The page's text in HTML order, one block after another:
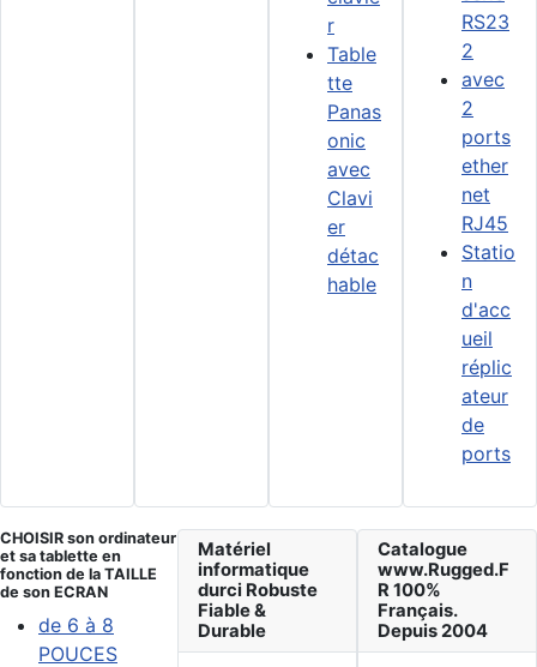
r
Table
tte
Panas
onic
avec
Clavi
er
détac
hable
RS23
2
avec
2
ports
ether
net
RJ45
Statio
n
d'acc
ueil
réplic
ateur
de
ports
CHOISIR son ordinateur
et sa tablette en
fonction de la TAILLE
de son ECRAN
de 6 à 8
POUCES
Matériel
informatique
durci Robuste
Fiable &
Durable
Catalogue
www.Rugged.F
R 100%
Français.
Depuis 2004